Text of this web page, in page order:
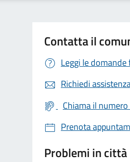
Contatta il
Leggi le
Richiedi
Chiama il
Prenota
Problemi in città